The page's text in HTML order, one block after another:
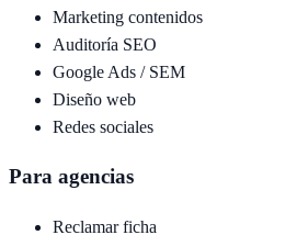
Marketing contenidos
Auditoría SEO
Google Ads / SEM
Diseño web
Redes sociales
Para agencias
Reclamar ficha